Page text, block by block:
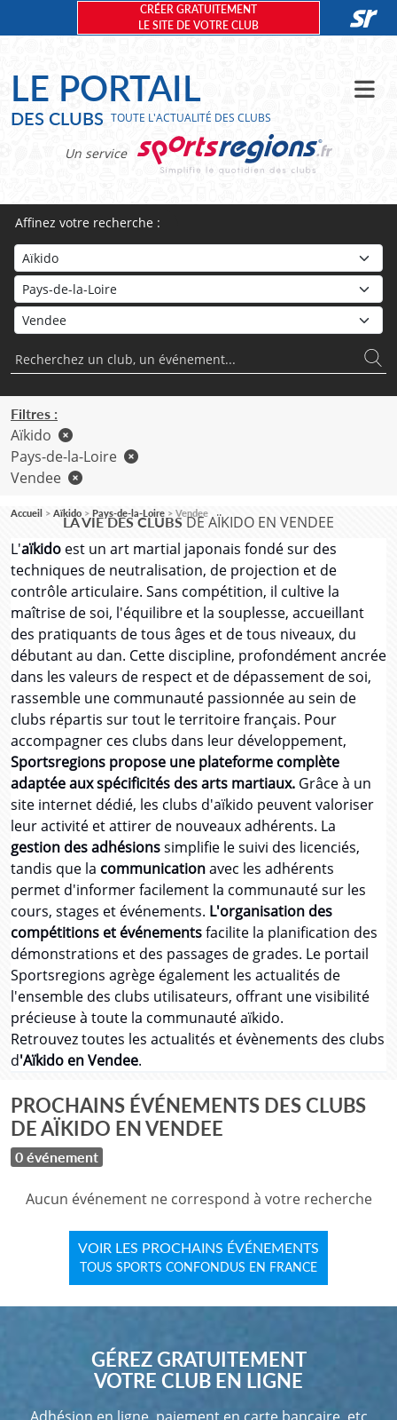
Panneau de gestion des cookies
LA VIE DES CLUBSDE AÏKIDO EN VENDEE
L'aïkido est un art martial japonais fondé sur des
techniques de neutralisation, de projection et de
contrôle articulaire. Sans compétition, il cultive la
maîtrise de soi, l'équilibre et la souplesse, accueillant
des pratiquants de tous âges et de tous niveaux, du
débutant au dan. Cette discipline, profondément ancrée
dans les valeurs de respect et de dépassement de soi,
rassemble une communauté passionnée au sein de
clubs répartis sur tout le territoire français. Pour
accompagner ces clubs dans leur développement,
Sportsregions propose une plateforme complète
adaptée aux spécificités des arts martiaux. Grâce à un
site internet dédié, les clubs d'aïkido peuvent valoriser
leur activité et attirer de nouveaux adhérents. La
gestion des adhésionssimplifie le suivi des licenciés,
tandis que la communicationavec les adhérents
permet d'informer facilement la communauté sur les
cours, stages et événements. L'organisation des
compétitions et événementsfacilite la planification des
démonstrations et des passages de grades. Le portail
Sportsregions agrège également les actualités de
l'ensemble des clubs utilisateurs, offrant une visibilité
précieuse à toute la communauté aïkido.
Retrouvez toutes les actualités et évènements des clubs
d'Aïkido en Vendee.
PROCHAINS ÉVÉNEMENTS DES CLUBS
DE AÏKIDO EN VENDEE
0 événement
Aucun événement ne correspond à votre recherche
VOIR LES PROCHAINS ÉVÉNEMENTS
TOUS SPORTS CONFONDUS EN FRANCE
GÉREZ GRATUITEMENT
VOTRE CLUB EN LIGNE
Affinez votre recherche :
Filtres :
Aïkido
Pays-de-la-Loire
Vendee
Accueil Aïkido Pays-de-la-Loire Vendee
LE PORTAIL
DES CLUBS TOUTE L'ACTUALITÉ DES CLUBS
Un service
CRÉER GRATUITEMENT
LE SITE DE VOTRE CLUB